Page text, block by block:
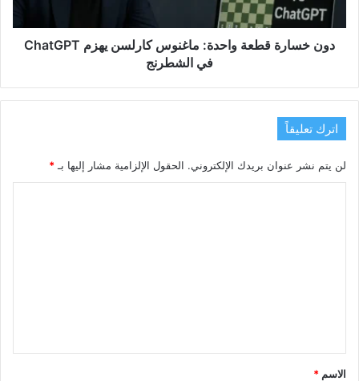
ChatGPT
في
الشطرنج
دون خسارة قطعة واحدة: ماغنوس كارلسن يهزم ChatGPT
في الشطرنج
اترك تعليقاً
لن يتم نشر عنوان بريدك الإلكتروني. الحقول الإلزامية مشار إليها بـ *
الاسم *